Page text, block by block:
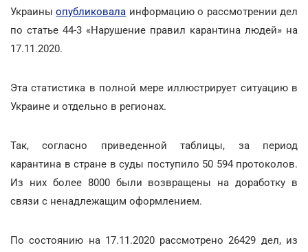
Украиныопубликовала информацию о рассмотрении дел
по статье 44-3 «Нарушение правил карантина людей» на
17.11.2020.
Эта статистика в полной мере иллюстрирует ситуацию в
Украине и отдельно в регионах.
Так, согласно приведенной таблицы, за период
карантина в стране в суды поступило 50 594 протоколов.
Из них более 8000 были возвращены на доработку в
связи с ненадлежащим оформлением.
По состоянию на 17.11.2020 рассмотрено 26429 дел, из